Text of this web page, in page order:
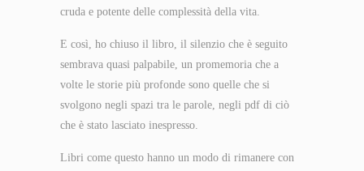
cruda e potente delle complessità della vita.
E così, ho chiuso il libro, il silenzio che è seguito
sembrava quasi palpabile, un promemoria che a
volte le storie più profonde sono quelle che si
svolgono negli spazi tra le parole, negli pdf di ciò
che è stato lasciato inespresso.
Libri come questo hanno un modo di rimanere con